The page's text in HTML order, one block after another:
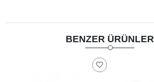
BENZER ÜRÜNLER